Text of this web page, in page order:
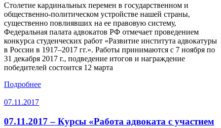
Столетие кардинальных перемен в государственном и
общественно-политическом устройстве нашей страны,
существенно повлиявших на ее правовую систему,
Федеральная палата адвокатов РФ отмечает проведением
конкурса студенческих работ «Развитие института адвокатуры
в России в 1917–2017 гг.». Работы принимаются с 7 ноября по
31 декабря 2017 г., подведение итогов и награждение
победителей состоится 12 марта
Подробнее
07.11.2017
07.11.2017 – Курсы «Работа адвоката с участием